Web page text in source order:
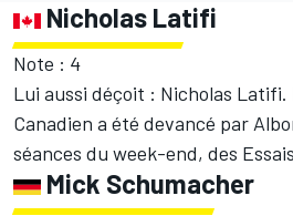
Nicholas Latifi
Note : 4
Lui aussi déçoit : Nicholas
Canadien a été devancé par
séances du week-end, des
Mick Schumacher